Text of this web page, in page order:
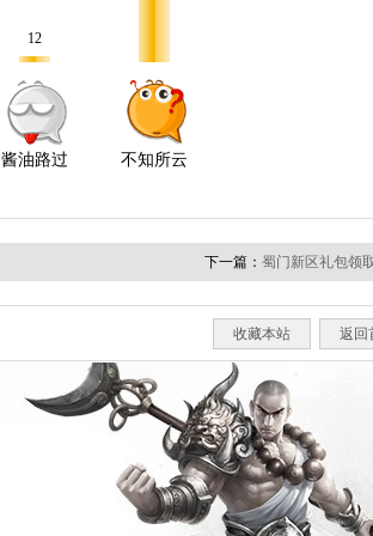
下一篇： 蜀门新区礼包领
返回
收藏本站